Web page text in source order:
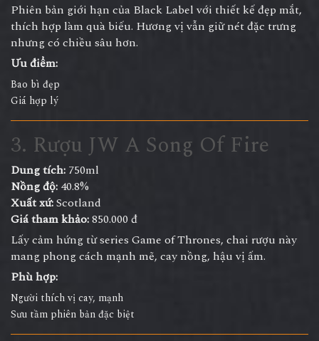
Phiên bản giới hạn của Black Label với thiết kế đẹp mắt,
thích hợp làm quà biếu. Hương vị vẫn giữ nét đặc trưng
nhưng có chiều sâu hơn.
Ưu điểm:
Bao bì đẹp
Giá hợp lý
3. Rượu JW A Song Of Fire
Dung tích: 750ml
Nồng độ: 40.8%
Xuất xứ:Scotland
Giá tham khảo:850.000 đ
Lấy cảm hứng từ series Game of Thrones, chai rượu này
mang phong cách mạnh mẽ, cay nồng, hậu vị ấm.
Phù hợp:
Người thích vị cay, mạnh
Sưu tầm phiên bản đặc biệt